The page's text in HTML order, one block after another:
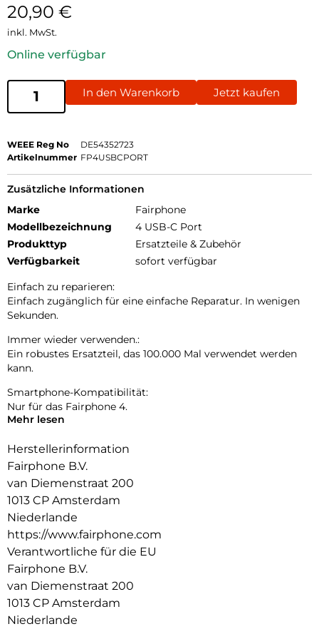
20,90 €
inkl. MwSt.
Online verfügbar
In den Warenkorb Jetzt kaufen
WEEE Reg No
DE54352723
Artikelnummer FP4USBCPORT
Zusätzliche Informationen
Marke
Fairphone
Modellbezeichnung
4 USB-C Port
Produkttyp
Ersatzteile & Zubehör
Verfügbarkeit
sofort verfügbar
Einfach zu reparieren:
Einfach zugänglich für eine einfache Reparatur. In wenigen
Sekunden.
Immer wieder verwenden.:
Ein robustes Ersatzteil, das 100.000 Mal verwendet werden
kann.
Smartphone-Kompatibilität:
Nur für das Fairphone 4.
Mehr lesen
Herstellerinformation
Fairphone B.V.
van Diemenstraat 200
1013 CP Amsterdam
Niederlande
https://www.fairphone.com
Verantwortliche für die EU
Fairphone B.V.
van Diemenstraat 200
1013 CP Amsterdam
Niederlande